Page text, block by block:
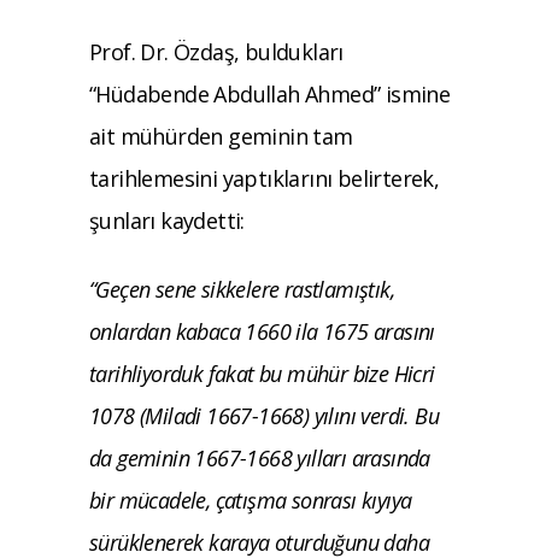
Prof. Dr. Özdaş, buldukları
“Hüdabende Abdullah Ahmed” ismine
ait mühürden geminin tam
tarihlemesini yaptıklarını belirterek,
şunları kaydetti:
“Geçen sene sikkelere rastlamıştık,
onlardan kabaca 1660 ila 1675 arasını
tarihliyorduk fakat bu mühür bize Hicri
1078 (Miladi 1667-1668) yılını verdi. Bu
da geminin 1667-1668 yılları arasında
bir mücadele, çatışma sonrası kıyıya
sürüklenerek karaya oturduğunu daha